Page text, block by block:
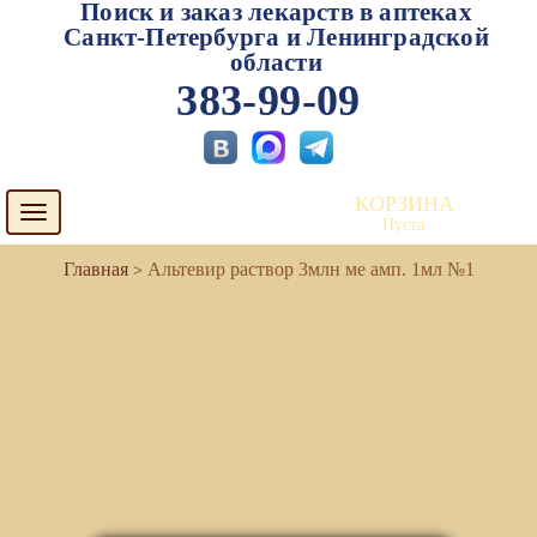
Поиск и заказ лекарств в аптеках
Санкт-Петербурга и Ленинградской
области
383-99-09
Toggle
navigation
КОРЗИНА
Пуста
Альтевир раствор 3млн ме амп. 1мл №1